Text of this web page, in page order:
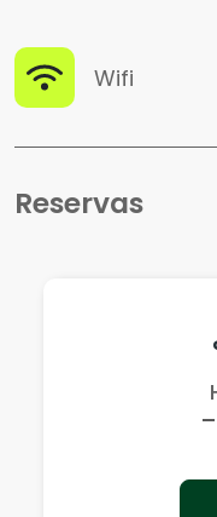
Wifi
Reservas
-